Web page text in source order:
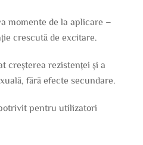
momente de la aplicare –
crescută de excitare.
creșterea rezistenței și a
fără efecte secundare.
pentru utilizatori